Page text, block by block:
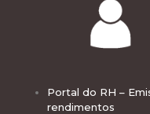
Portal do RH –
rendimentos